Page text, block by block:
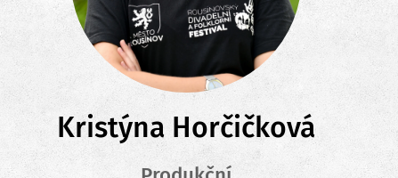
Kristýna Horčičková